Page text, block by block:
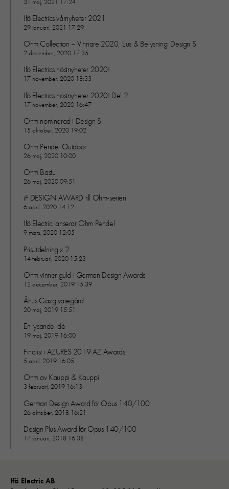
Ifö Electrics vårnyheter 2021
29 januari, 2021 17:29
Ohm Collection – Vinnare 2020, Ljus & Belysning. Design S
2 december, 2020 17:35
Ifö Electrics höstnyheter 2020!
17 november, 2020 18:33
Ifö Electrics höstnyheter 2020! Del 2
17 november, 2020 16:47
Ohm nominerad i Design S
15 oktober, 2020 19:02
Ohm Pendel Outdoor
26 maj, 2020 10:00
Ohm Bastu
26 maj, 2020 09:51
iF DESIGN AWARD till Ohm-serien
6 april, 2020 14:12
Ifö Electric lanserar Ohm Pendel
9 mars, 2020 12:05
Prisutdelning x 2
14 februari, 2020 15:23
Ohm vinner guld i German Design Awards
12 december, 2019 15:39
Åhus Gästgivaregård
20 maj, 2019 15:51
En lysande idé
19 maj, 2019 16:00
Finalist i AZURES 2019 AZ Awards
5 april, 2019 16:05
Ohm av Kauppi & Kauppi
3 februari, 2019 16:13
German Design Award för Opus 140/100
26 oktober, 2018 16:21
Design Plus Award för Opus 140/100
17 januari, 2018 16:38
Ifö Electric AB
funktionalitet
Upplevelse
hemsida ska